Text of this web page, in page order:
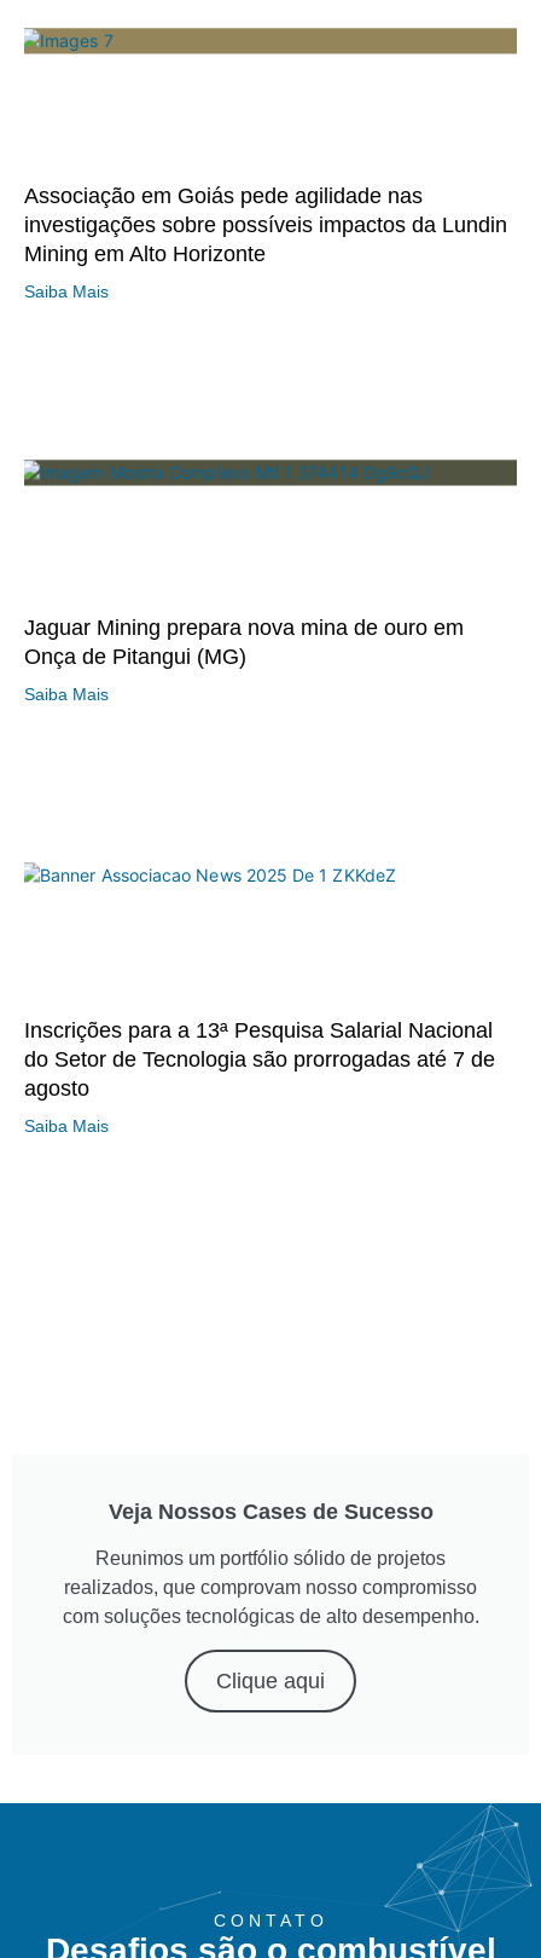
Associação em Goiás pede agilidade nas
investigações sobre possíveis impactos da Lundin
Mining em Alto Horizonte
Saiba Mais
Jaguar Mining prepara nova mina de ouro em
Onça de Pitangui (MG)
Saiba Mais
Inscrições para a 13ª Pesquisa Salarial Nacional
do Setor de Tecnologia são prorrogadas até 7 de
agosto
Saiba Mais
Veja Nossos Cases de Sucesso
Reunimos um portfólio sólido de projetos
realizados, que comprovam nosso compromisso
com soluções tecnológicas de alto desempenho.
Clique aqui
CONTATO